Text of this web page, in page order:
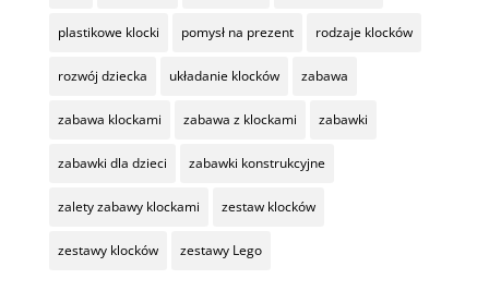
plastikowe klocki pomysł na prezent rodzaje klocków
rozwój dziecka układanie klocków zabawa
zabawa klockami zabawa z klockami zabawki
zabawki dla dzieci zabawki konstrukcyjne
zalety zabawy klockami zestaw klocków
zestawy klocków zestawy Lego